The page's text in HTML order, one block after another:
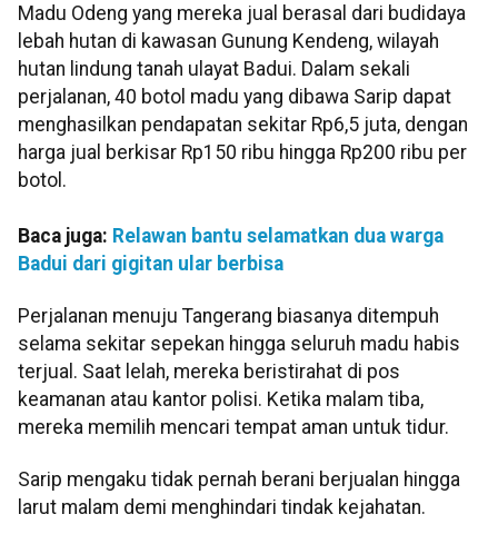
Madu Odeng yang mereka jual berasal dari budidaya
lebah hutan di kawasan Gunung Kendeng, wilayah
hutan lindung tanah ulayat Badui. Dalam sekali
perjalanan, 40 botol madu yang dibawa Sarip dapat
menghasilkan pendapatan sekitar Rp6,5 juta, dengan
harga jual berkisar Rp150 ribu hingga Rp200 ribu per
botol.
Baca juga: Relawan bantu selamatkan dua warga
Badui dari gigitan ular berbisa
Perjalanan menuju Tangerang biasanya ditempuh
selama sekitar sepekan hingga seluruh madu habis
terjual. Saat lelah, mereka beristirahat di pos
keamanan atau kantor polisi. Ketika malam tiba,
mereka memilih mencari tempat aman untuk tidur.
Sarip mengaku tidak pernah berani berjualan hingga
larut malam demi menghindari tindak kejahatan.